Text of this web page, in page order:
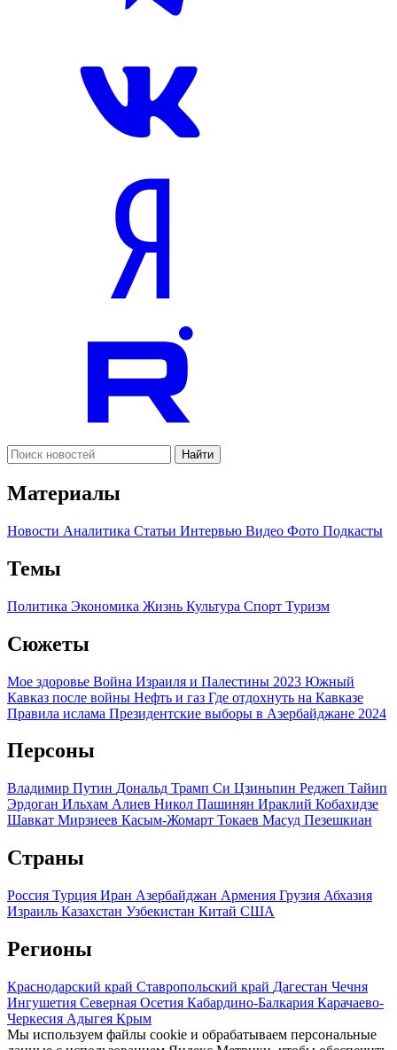
Найти
Материалы
Новости Аналитика Статьи Интервью Видео Фото Подкасты
Темы
Политика Экономика Жизнь Культура Спорт Туризм
Сюжеты
Мое здоровье Война Израиля и Палестины 2023 Южный
Кавказ после войны Нефть и газ Где отдохнуть на Кавказе
Правила ислама Президентские выборы в Азербайджане 2024
Персоны
Владимир Путин Дональд Трамп Си Цзиньпин Реджеп Тайип
Эрдоган Ильхам Алиев Никол Пашинян Ираклий Кобахидзе
Шавкат Мирзиеев Касым-Жомарт Токаев Масуд Пезешкиан
Страны
Россия Турция Иран Азербайджан Армения Грузия Абхазия
Израиль Казахстан Узбекистан Китай США
Регионы
Краснодарский край Ставропольский край Дагестан Чечня
Ингушетия Северная Осетия Кабардино-Балкария Карачаево-
Черкесия Адыгея Крым
Мы используем файлы cookie и обрабатываем персональные